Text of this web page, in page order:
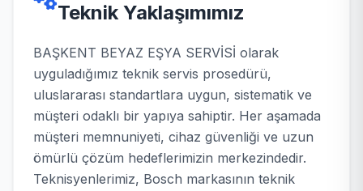
Teknik Yaklaşımımız
BAŞKENT BEYAZ EŞYA SERVİSİ olarak
uyguladığımız teknik servis prosedürü,
uluslararası standartlara uygun, sistematik ve
müşteri odaklı bir yapıya sahiptir. Her aşamada
müşteri memnuniyeti, cihaz güvenliği ve uzun
ömürlü çözüm hedeflerimizin merkezindedir.
Teknisyenlerimiz, Bosch markasının teknik